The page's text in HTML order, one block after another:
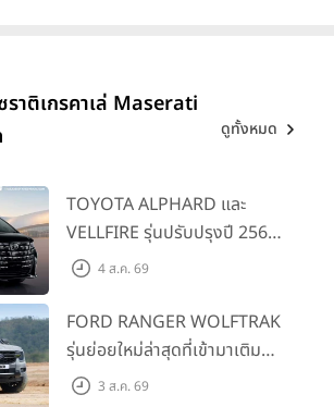
ราติเกรคาเล่ Maserati
ดูทั้งหมด
TOYOTA ALPHARD และ
VELLFIRE รุ่นปรับปรุงปี 2569
พร้อมรุ่นย่อยใหม่ HEV
4 ส.ค. 69
FORD RANGER WOLFTRAK
รุ่นย่อยใหม่ล่าสุดที่เข้ามาเติม
เต็มไลน์อัป พร้อมตอบโจทย์ทุก
3 ส.ค. 69